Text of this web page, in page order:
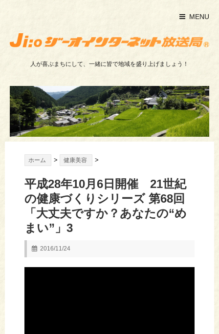
MENU
人が喜ぶまちにして、一緒に皆で地域を盛り上げましょう！
ホーム > 健康美容 >
平成28年10月6日開催 21世紀
の健康づくりシリーズ 第68回
「大丈夫ですか？あなたの“め
まい”」3
2016/11/24